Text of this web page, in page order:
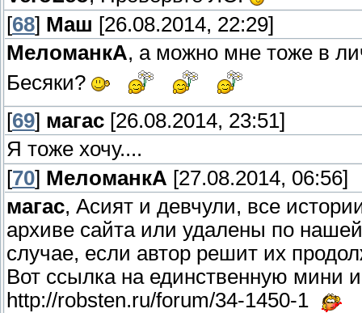
[68] Маш [26.08.2014, 22:29]
МеломанкА, а можно мне тоже в
Бесяки?
[69] магас [26.08.2014, 23:51]
Я тоже хочу....
[70] МеломанкА [27.08.2014, 06:56]
магас, Асият и девчули, все
архиве сайта или удалены по
случае, если автор решит их
Вот ссылка на единственную мини
http://robsten.ru/forum/34-1450-1